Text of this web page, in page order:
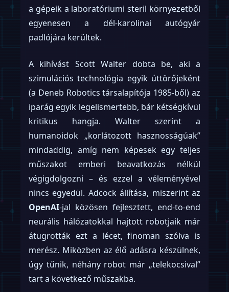
a gépeik a laboratóriumi steril környezetből
egyenesen a dél-karolinai autógyár
padlójára kerültek.
A kihívást Scott Walter dobta be, aki a
szimulációs technológia egyik úttörőjeként
(a Deneb Robotics társalapítója 1985-ből) az
iparág egyik legelismertebb, bár kétségkívül
kritikus hangja. Walter szerint a
humanoidok „korlátozott hasznosságúak”
mindaddig, amíg nem képesek egy teljes
műszakot emberi beavatkozás nélkül
végigdolgozni – és ezzel a véleményével
nincs egyedül. Adcock állítása, miszerint az
OpenAI-jal közösen fejlesztett, end-to-end
neurális hálózatokkal hajtott robotjaik már
átugrották ezt a lécet, finoman szólva is
merész. Miközben az élő adásra készülnek,
úgy tűnik, néhány robot már „telekocsival”
tart a következő műszakba.